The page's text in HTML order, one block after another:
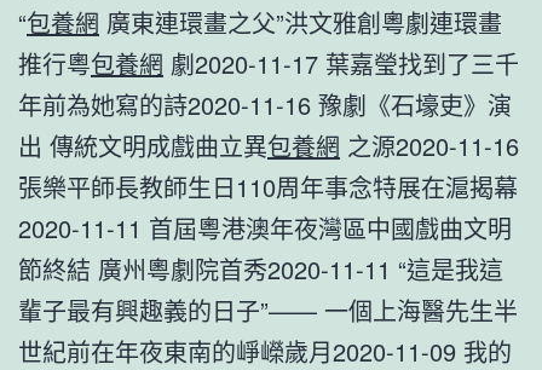
“包養網 廣東連環畫之父”洪文雅創粵劇連環畫
推行粵包養網 劇2020-11-17 葉嘉瑩找到了三千
年前為她寫的詩2020-11-16 豫劇《石壕吏》演
出 傳統文明成戲曲立異包養網 之源2020-11-16
張樂平師長教師生日110周年事念特展在滬揭幕
2020-11-11 首屆粵港澳年夜灣區中國戲曲文明
節終結 廣州粵劇院首秀2020-11-11 “這是我這
輩子最有興趣義的日子”—— 一個上海醫先生半
世紀前在年夜東南的崢嶸歲月2020-11-09 我的